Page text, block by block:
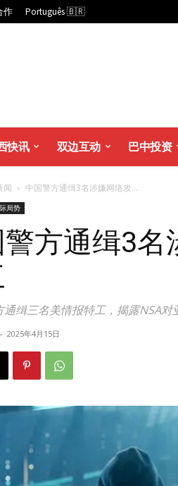
作 Português 🇧🇷
快讯 双边互动 巴中投资
闻 中国警方通缉3名涉嫌网络攻...
局势
方通缉3名
通缉三名美情报特工，揭露NSA
- 2025年4月15日